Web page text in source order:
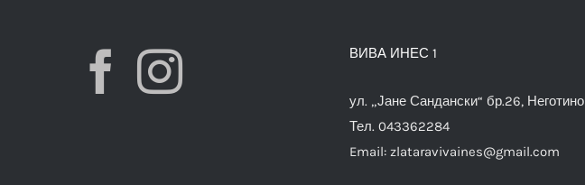
ВИВА ИНЕС 1
ул. „Јане Сандански“ бр.26, Неготино
Тел. 043362284
Email: zlataravivaines@gmail.com